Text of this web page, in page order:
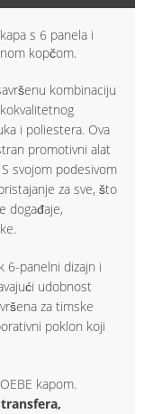
s 6 panela i
kopčom.
kombinaciju
i poliestera. Ova
promotivni alat
svojom podesivom
za sve, što
događaje,
6-panelni dizajn i
udobnost
za timske
poklon koji
kapom.